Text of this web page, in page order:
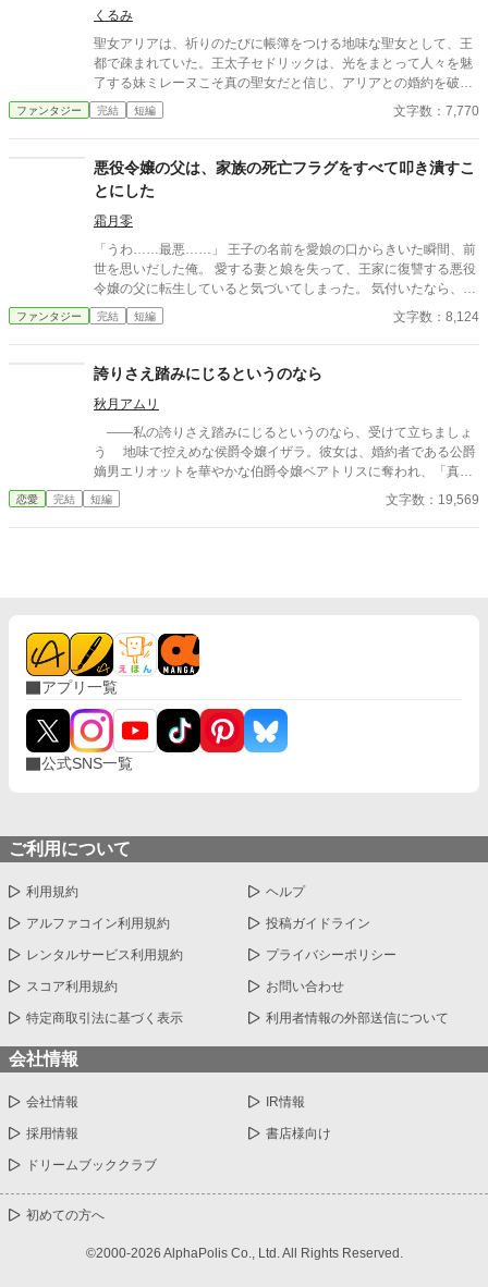
くるみ
聖女アリアは、祈りのたびに帳簿をつける地味な聖女として、王
都で疎まれていた。王太子セドリックは、光をまとって人々を魅
了する妹ミレーヌこそ真の聖女だと信じ、アリアとの婚約を破棄
し、聖女職からも解任する。 だが、アリアの帳簿には、王国が十
年間受けてきた奇跡の代価がすべて記録されていた。傷の治癒、
で立て替え続けていたのだった。 聖印を返した瞬間、王国には未
払いの祈りの請求が届きはじめる。アリアは王都を去り、辺境の
灰狼領で、奇跡を誰か一人に背負わせないための「祈り会計所」
を開く。
ファンタジー 完結 短編 文字数：7,770
悪役令嬢の父は、家族の死亡フラグをすべて叩き潰すこ
とにした
霜月零
「うわ……最悪……」 王子の名前を愛娘の口からきいた瞬間、前
世を思いだした俺。 愛する妻と娘を失って、王家に復讐する悪役
令嬢の父に転生していると気づいてしまった。 気付いたなら、妻
と娘の死亡フラグは破壊するよ。 まだ二人とも生きてるからね。
物語の通りになんて、させるか！ ※他サイトにも掲載中
ファンタジー 完結 短編 文字数：8,124
誇りさえ踏みにじるというのなら
秋月アムリ
――私の誇りさえ踏みにじるというのなら、受けて立ちましょ
う 地味で控えめな侯爵令嬢イザラ。彼女は、婚約者である公爵
嫡男エリオットを華やかな伯爵令嬢ベアトリスに奪われ、「真実
の愛」を見つけたという身勝手な理由で一方的に婚約破棄を突き
つけられる。 ベアトリスからは地味で退屈な女と公然と蔑ま
境伯と不貞を働いている」という、さらに悪質な濡れ衣だった―
―
恋愛 完結 短編 文字数：19,569
アプリ一覧
公式SNS一覧
ご利用について
利用規約 ヘルプ
アルファコイン利用規約 投稿ガイドライン
レンタルサービス利用規約 プライバシーポリシー
スコア利用規約 お問い合わせ
特定商取引法に基づく表示 利用者情報の外部送信について
会社情報
会社情報 IR情報
採用情報 書店様向け
ドリームブッククラブ
初めての方へ
©2000-2026 AlphaPolis Co., Ltd. All Rights Reserved.